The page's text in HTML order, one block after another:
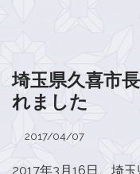
埼玉県久喜市
れました
2017/04/
2017年3月16日、埼